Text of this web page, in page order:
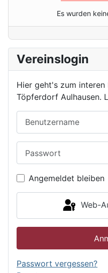
Es wurden
Vereinslogin
Hier geht's zum
Töpferdorf Aulhausen.
Angemeldet bleiben
Web-
Passwort vergessen?